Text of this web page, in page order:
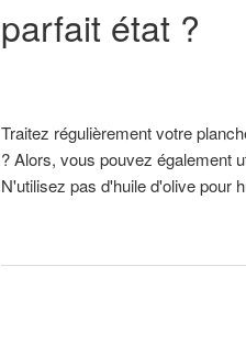
parfait état ?
Traitez régulièrement votre
? Alors, vous pouvez également
N'utilisez pas d'huile d'olive pour